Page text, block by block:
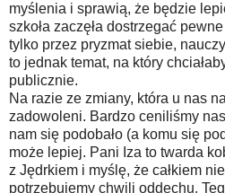
myślenia i sprawią, że będzie
szkoła zaczęła dostrzegać
tylko przez pryzmat siebie,
to jednak temat, na który
publicznie.
Na razie ze zmiany, która u nas
zadowoleni. Bardzo ceniliśmy
nam się podobało (a komu się
może lepiej. Pani Iza to twarda
z Jędrkiem i myślę, że całkiem
potrzebujemy chwili oddechu.